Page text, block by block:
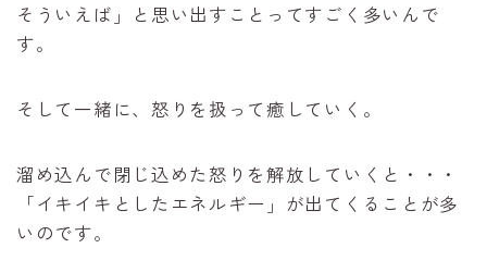
そういえば」と思い出すことってすごく多いんで
す。
そして一緒に、怒りを扱って癒していく。
溜め込んで閉じ込めた怒りを解放していくと・・・
「イキイキとしたエネルギー」が出てくることが多
いのです。